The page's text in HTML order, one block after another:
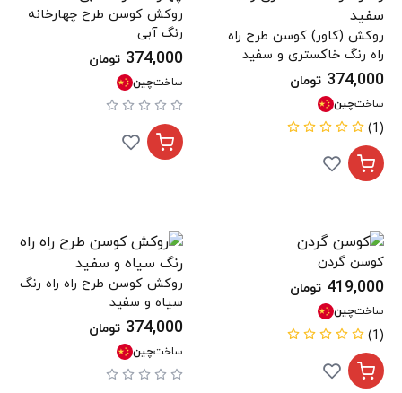
روکش (کاور) کوسن طرح راه
راه رنگ خاکستری و سفید
374,000 تومان
ساختچین
(1)
روکش کوسن طرح چهارخانه
رنگ آبی
374,000 تومان
ساختچین
کوسن گردن
419,000 تومان
ساختچین
(1)
روکش کوسن طرح راه راه رنگ
سیاه و سفید
374,000 تومان
ساختچین